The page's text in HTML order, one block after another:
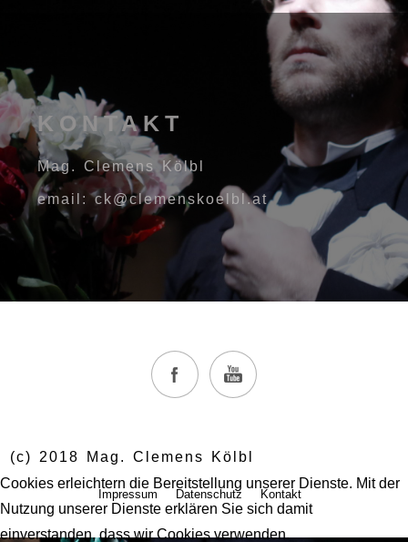
KONTAKT
Mag. Clemens Kölbl
email: ck@clemenskoelbl.at
(c) 2018 Mag. Clemens Kölbl
Impressum Datenschutz Kontakt
Cookies erleichtern die Bereitstellung unserer Dienste. Mit der
Nutzung unserer Dienste erklären Sie sich damit
einverstanden, dass wir Cookies verwenden.